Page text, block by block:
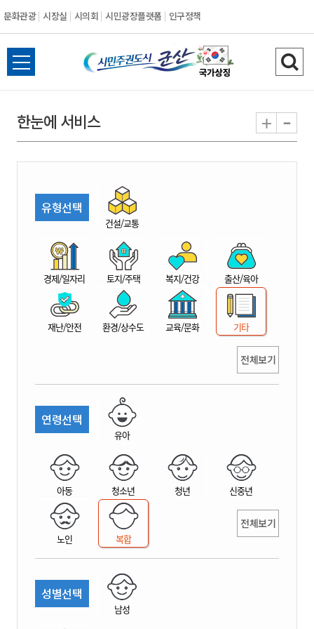
문화관광 시장실 시의회 시민광장플랫폼 인구정책
시
민
권
시
산
전
체
뉴
열
검
색
기
한눈에 서비스 + -
유형선택
건설/교통
경제/일자리 토지/주택 복지/건강 출산/육아
재난/안전 환경/상수도 교육/문화 기타
전체보기
연령선택
유아
아동 청소년 청년 신중년
노인 복합
전체보기
성별선택
남성